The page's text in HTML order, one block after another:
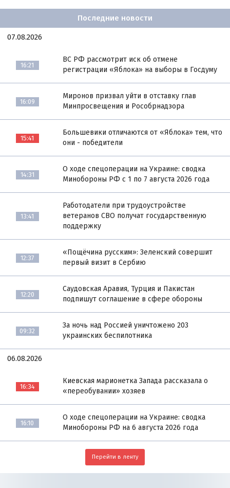
Последние новости
07.08.2026
16:21
ВС РФ рассмотрит иск об отмене
регистрации «Яблока» на выборы в Госдуму
16:09
Миронов призвал уйти в отставку глав
Минпросвещения и Рособрнадзора
15:41
Большевики отличаются от «Яблока» тем, что
они - победители
14:31
О ходе спецоперации на Украине: сводка
Минобороны РФ с 1 по 7 августа 2026 года
13:41
Работодатели при трудоустройстве
ветеранов СВО получат государственную
поддержку
12:37
«Пощёчина русским»: Зеленский совершит
первый визит в Сербию
12:20
Саудовская Аравия, Турция и Пакистан
подпишут соглашение в сфере обороны
09:32
За ночь над Россией уничтожено 203
украинских беспилотника
06.08.2026
16:34
Киевская марионетка Запада рассказала о
«переобувании» хозяев
16:10
О ходе спецоперации на Украине: сводка
Минобороны РФ на 6 августа 2026 года
Перейти в ленту